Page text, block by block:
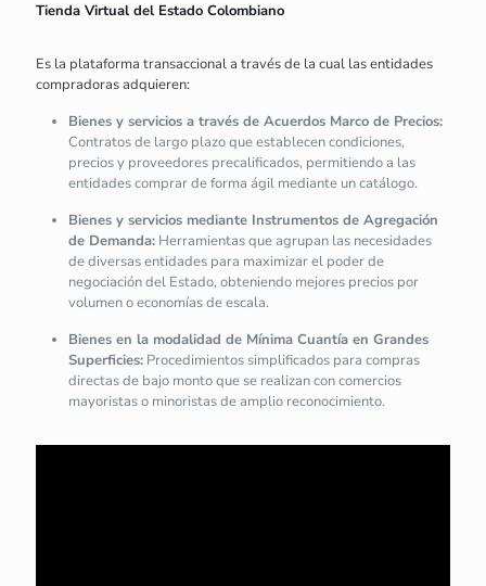
Tienda Virtual del Estado Colombiano
Es la plataforma transaccional a través de la cual las entidades
compradoras adquieren:
Bienes y servicios a través de Acuerdos Marco de Precios:
Contratos de largo plazo que establecen condiciones,
precios y proveedores precalificados, permitiendo a las
entidades comprar de forma ágil mediante un catálogo.
Bienes y servicios mediante Instrumentos de Agregación
de Demanda: Herramientas que agrupan las necesidades
de diversas entidades para maximizar el poder de
negociación del Estado, obteniendo mejores precios por
volumen o economías de escala.
Bienes en la modalidad de Mínima Cuantía en Grandes
Superficies: Procedimientos simplificados para compras
directas de bajo monto que se realizan con comercios
mayoristas o minoristas de amplio reconocimiento.